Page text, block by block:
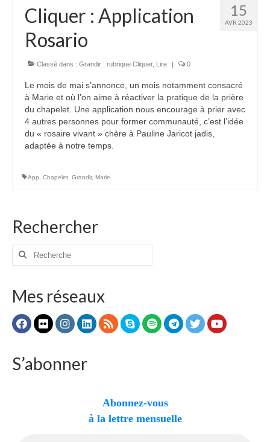
SpiNéma
Vidéos Bibliques
Apprendre
Conférences, Retraites
Enseignements ALTIUS
Autres Enseignements
Anciens enseignements Théodule
Prier
Partagez votre prière
Célébrer
Lieux et Dates
15
AVR 2023
Cliquer : Application
Rosario
Classé dans : Grandir : rubrique Cliquer, Lire | 0
Le mois de mai s’annonce, un mois notamment consacré
à Marie et où l’on aime à réactiver la pratique de la prière
du chapelet. Une application nous encourage à prier avec
4 autres personnes pour former communauté, c’est l’idée
du « rosaire vivant » chère à Pauline Jaricot jadis,
adaptée à notre temps.
App Chapelet Grandir, Marie
Rechercher
Rechercher
Mes réseaux
S’abonner
Abonnez-vous
à la lettre mensuelle